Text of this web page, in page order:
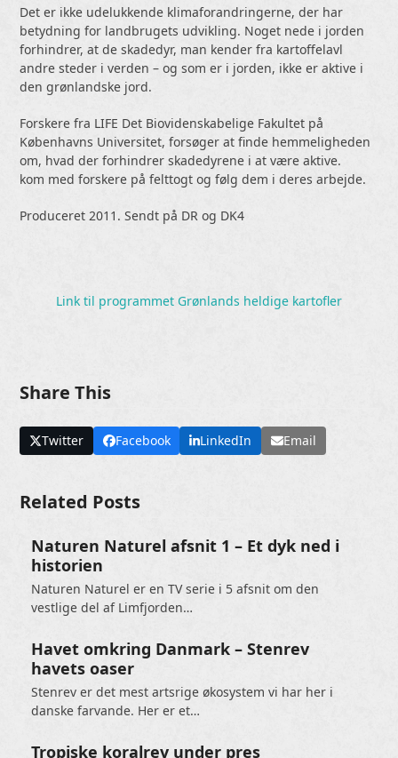
Det er ikke udelukkende klimaforandringerne, der har
betydning for landbrugets udvikling. Noget nede i jorden
forhindrer, at de skadedyr, man kender fra kartoffelavl
andre steder i verden – og som er i jorden, ikke er aktive i
den grønlandske jord.
Forskere fra LIFE Det Biovidenskabelige Fakultet på
Københavns Universitet, forsøger at finde hemmeligheden
om, hvad der forhindrer skadedyrene i at være aktive.
kom med forskere på felttogt og følg dem i deres arbejde.
Produceret 2011. Sendt på DR og DK4
Link til programmet Grønlands heldige kartofler
Share This
Twitter Facebook LinkedIn Email
Related Posts
Naturen Naturel afsnit 1 – Et dyk ned i
historien
Naturen Naturel er en TV serie i 5 afsnit om den
vestlige del af Limfjorden…
Havet omkring Danmark – Stenrev
havets oaser
Stenrev er det mest artsrige økosystem vi har her i
danske farvande. Her er et…
Tropiske koralrev under pres